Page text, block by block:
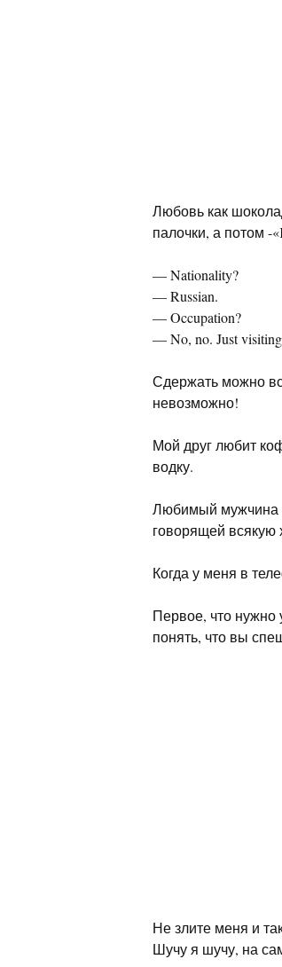
Любовь как
палочки, а потом -
— Nationality?
— Russian.
— Occupation?
— No, no. Just
Сдержать можно
невозможно!
Мой друг любит
водку.
Любимый мужчина
говорящей всякую
Когда у меня в
Первое, что нужно
понять, что вы
Не злите меня и
Шучу я шучу, на